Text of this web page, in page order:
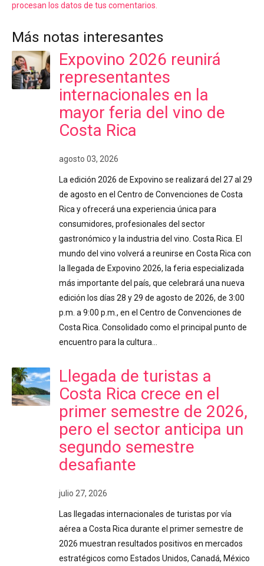
procesan los datos de tus comentarios.
Más notas interesantes
Expovino 2026 reunirá
representantes
internacionales en la
mayor feria del vino de
Costa Rica
agosto 03, 2026
La edición 2026 de Expovino se realizará del 27 al 29
de agosto en el Centro de Convenciones de Costa
Rica y ofrecerá una experiencia única para
consumidores, profesionales del sector
gastronómico y la industria del vino. Costa Rica. El
mundo del vino volverá a reunirse en Costa Rica con
la llegada de Expovino 2026, la feria especializada
más importante del país, que celebrará una nueva
edición los días 28 y 29 de agosto de 2026, de 3:00
p.m. a 9:00 p.m., en el Centro de Convenciones de
Costa Rica. Consolidado como el principal punto de
encuentro para la cultura…
Llegada de turistas a
Costa Rica crece en el
primer semestre de 2026,
pero el sector anticipa un
segundo semestre
desafiante
julio 27, 2026
Las llegadas internacionales de turistas por vía
aérea a Costa Rica durante el primer semestre de
2026 muestran resultados positivos en mercados
estratégicos como Estados Unidos, Canadá, México